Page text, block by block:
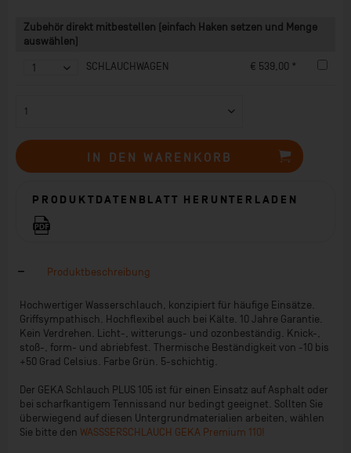
Zubehör direkt mitbestellen (einfach Haken setzen und Menge
auswählen)
SCHLAUCHWAGEN € 539,00 *
IN DEN WARENKORB
PRODUKTDATENBLATT HERUNTERLADEN
Produktbeschreibung
Hochwertiger Wasserschlauch, konzipiert für häufige Einsätze.
Griffsympathisch. Hochflexibel auch bei Kälte. 10 Jahre Garantie.
Kein Verdrehen. Licht-, witterungs- und ozonbeständig. Knick-,
stoß-, form- und abriebfest. Thermische Beständigkeit von -10 bis
+50 Grad Celsius. Farbe Grün. 5-schichtig.
Der GEKA Schlauch PLUS 105 ist für einen Einsatz auf Asphalt oder
bei scharfkantigem Tennissand nur bedingt geeignet. Sollten Sie
überwiegend auf diesen Untergrundmaterialien arbeiten, wählen
Sie bitte den WASSSERSCHLAUCH GEKA Premium 110!